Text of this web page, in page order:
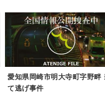
愛知県岡崎市明大寺町字野畔
て逃げ事件